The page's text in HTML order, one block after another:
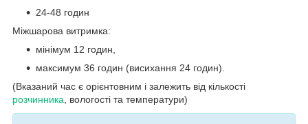
24-48 годин
Міжшарова витримка:
мінімум 12 годин,
максимум 36 годин (висихання 24 годин).
(Вказаний час є орієнтовним і залежить від кількості
розчинника , вологості та температури)